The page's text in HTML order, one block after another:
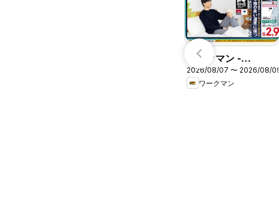
ワークマン -
Workman Week
Extra
2026/08/07 〜 2026/08/09
ワークマン